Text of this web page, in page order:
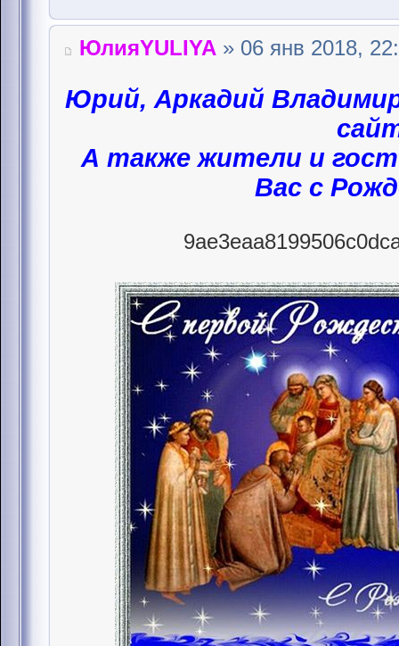
ЮлияYULIYA » 06 янв 2018,
Юрий, Аркадий
А также жители и
Вас с